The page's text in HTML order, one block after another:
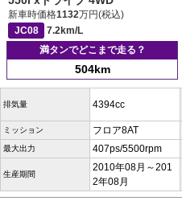
新車時価格1132万円(税込)
JC08
7.2km/L
満タンでどこまで走る？
504km
排気量 4394cc
ミッション フロア8AT
最大出力 407ps/5500rpm
生産期間
2010年08月～201
2年08月